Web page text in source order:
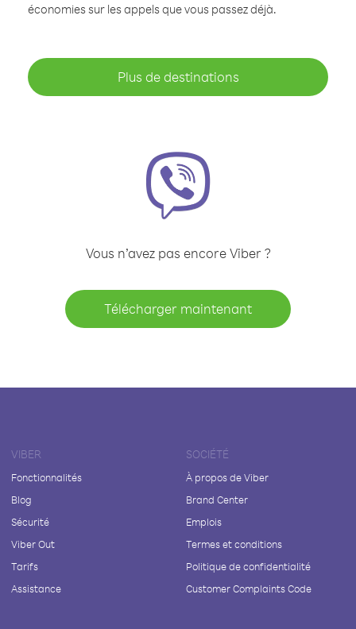
économies sur les appels que vous passez déjà.
Plus de destinations
Vous n’avez pas encore Viber ?
Télécharger maintenant
VIBER
Fonctionnalités
Blog
Sécurité
Viber Out
Tarifs
Assistance
SOCIÉTÉ
À propos de Viber
Brand Center
Emplois
Termes et conditions
Politique de confidentialité
Customer Complaints Code